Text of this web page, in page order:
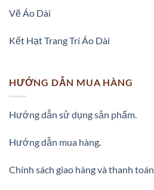
Vẽ Áo Dài
Kết Hạt Trang Trí Áo Dài
HƯỚNG DẪN MUA HÀNG
Hướng dẫn sử dụng sản phẩm.
Hướng dẫn mua hàng.
Chính sách giao hàng và thanh toán.